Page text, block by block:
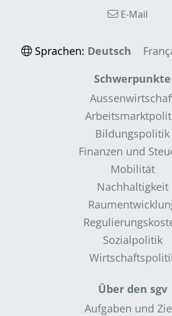
E-Mail
Sprachen: Deutsch
Schwerpunkte
Bildungspolitik
Finanzen und
Mobilität
Nachhaltigkeit
Sozialpolitik
Über den sgv
Aufgaben und